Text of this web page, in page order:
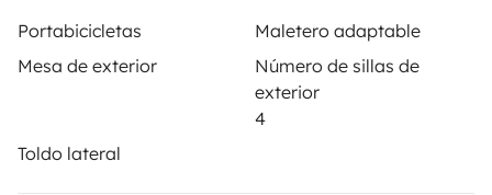
Portabicicletas
Maletero adaptable
Mesa de exterior
Número de sillas de
exterior
4
Toldo lateral
Seguros de alquiler
Asistencias de alquiler